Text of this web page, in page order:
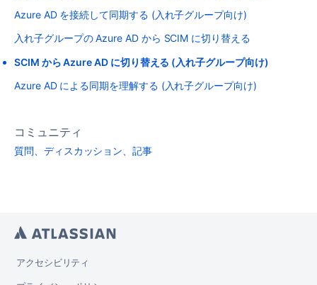
Azure AD を接続して同期する (入れ子グループ向け)
入れ子グループの Azure AD から SCIM に切り替える
SCIM から Azure AD に切り替える (入れ子グループ向け)
Azure AD による同期を理解する (入れ子グループ向け)
コミュニティ
質問、ディスカッション、記事
アクセシビリティ